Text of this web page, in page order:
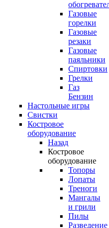
Газовые
горелки
Газовые
резаки
Газовые
паяльники
Спиртовки
Грелки
Газ
Бензин
Настольные игры
Свистки
Костровое
оборудование
Назад
Костровое
оборудование
Топоры
Лопаты
Треноги
Мангалы
и грили
Пилы
Разведение